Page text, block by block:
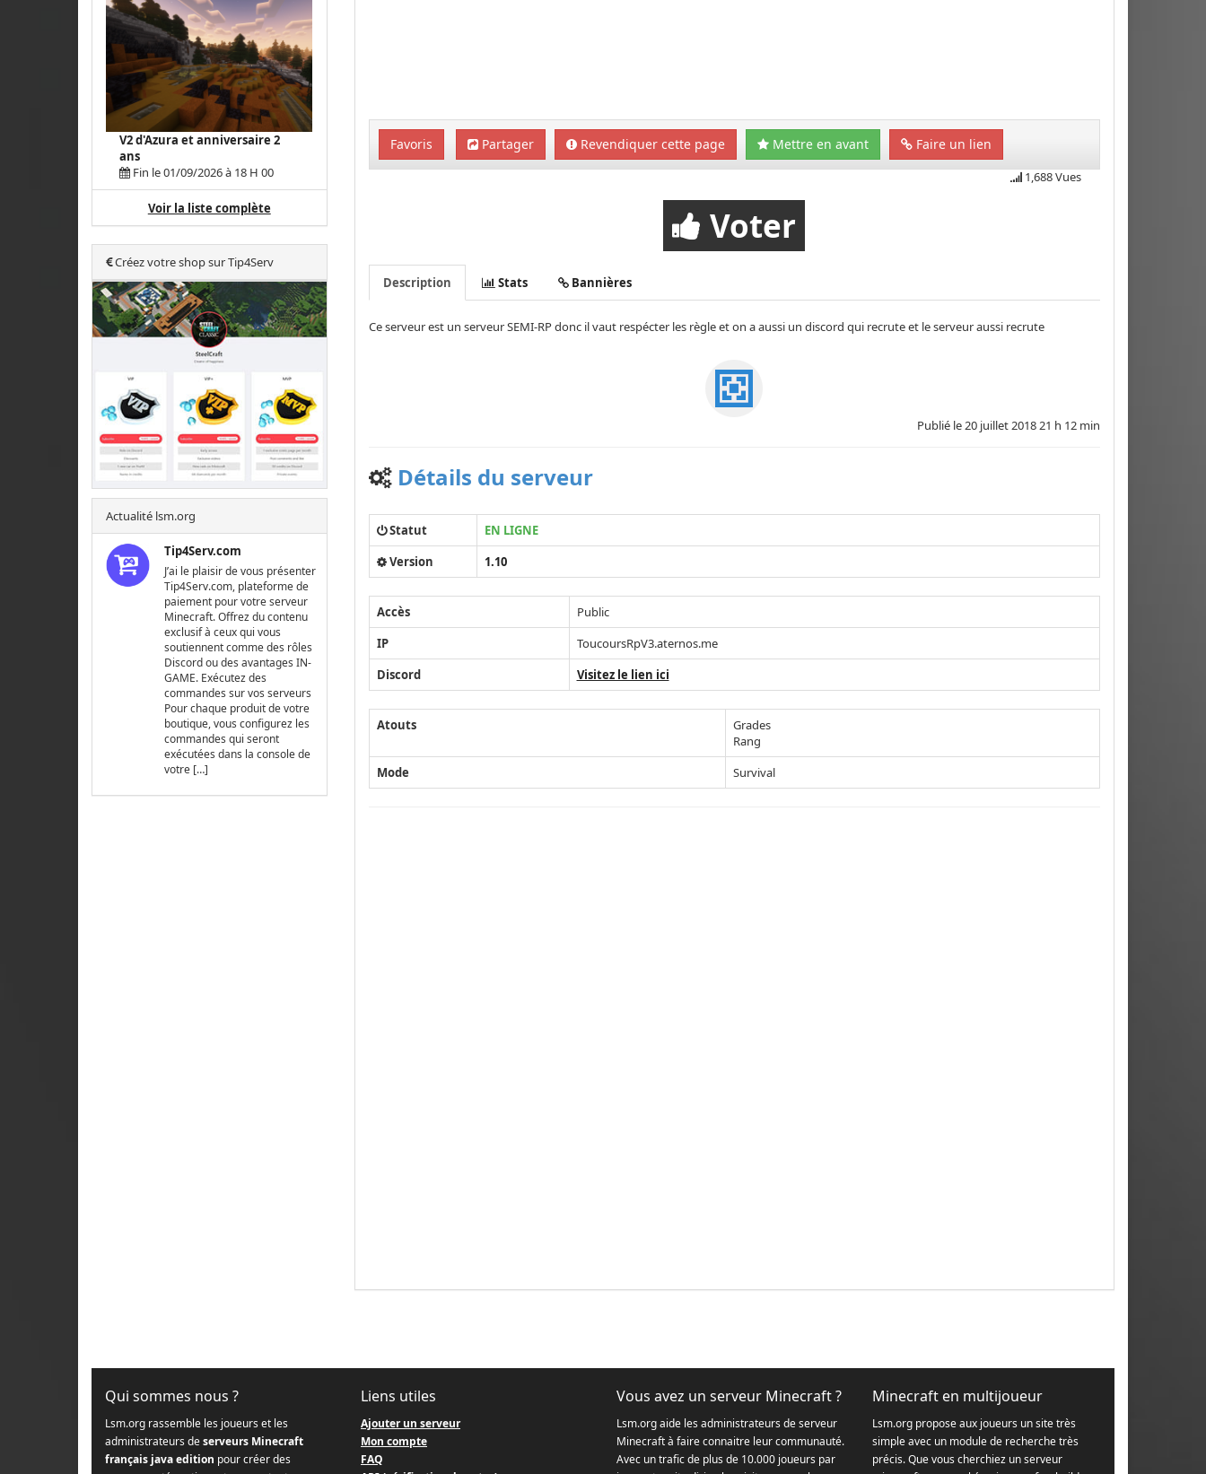
V2 d'Azura et anniversaire 2
ans
Fin le 01/09/2026 à 18 H 00
Voir la liste complète
Créez votre shop sur Tip4Serv
Actualité lsm.org
Tip4Serv.com
J’ai le plaisir de vous présenter
Tip4Serv.com, plateforme de
paiement pour votre serveur
Minecraft. Offrez du contenu
exclusif à ceux qui vous
soutiennent comme des rôles
Discord ou des avantages IN-
GAME. Exécutez des
commandes sur vos serveurs
Pour chaque produit de votre
boutique, vous configurez les
commandes qui seront
exécutées dans la console de
votre […]
Favoris Partager Revendiquer cette page Mettre en avant Faire un lien
1,688 Vues
Voter
Description Stats Bannières
Ce serveur est un serveur SEMI-RP donc il vaut respécter les règle et on a aussi un discord qui recrute et le serveur aussi recrute
Publié le20 juillet 2018 21 h 12 min
Détails du serveur
Statut
EN LIGNE
Version
1.10
Accès
Public
IP
ToucoursRpV3.aternos.me
Discord
Visitez le lien ici
Atouts
Grades
Rang
Mode
Survival
Qui sommes nous ?
Lsm.org rassemble les joueurs et les
administrateurs deserveurs Minecraft
français java edition pour créer des
Liens utiles
Ajouter un serveur
Mon compte
FAQ
Vous avez un serveur Minecraft ?
Lsm.org aide les administrateurs de serveur
Minecraft à faire connaitre leur communauté.
Avec un trafic de plus de 10.000 joueurs par
Minecraft en multijoueur
Lsm.org propose aux joueurs un site très
simple avec un module de recherche très
précis. Que vous cherchiez un serveur